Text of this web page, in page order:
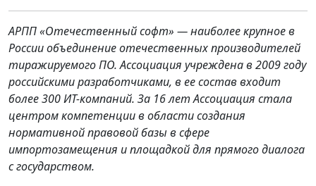
АРПП «Отечественный софт» — наиболее крупное в
России объединение отечественных производителей
тиражируемого ПО. Ассоциация учреждена в 2009 году
российскими разработчиками, в ее состав входит
более 300 ИТ-компаний. За 16 лет Ассоциация стала
центром компетенции в области создания
нормативной правовой базы в сфере
импортозамещения и площадкой для прямого диалога
с государством.